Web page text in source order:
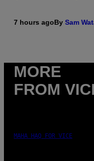
7 hours agoBy Sam
MORE
FROM
MAHA HAQ FOR VICE